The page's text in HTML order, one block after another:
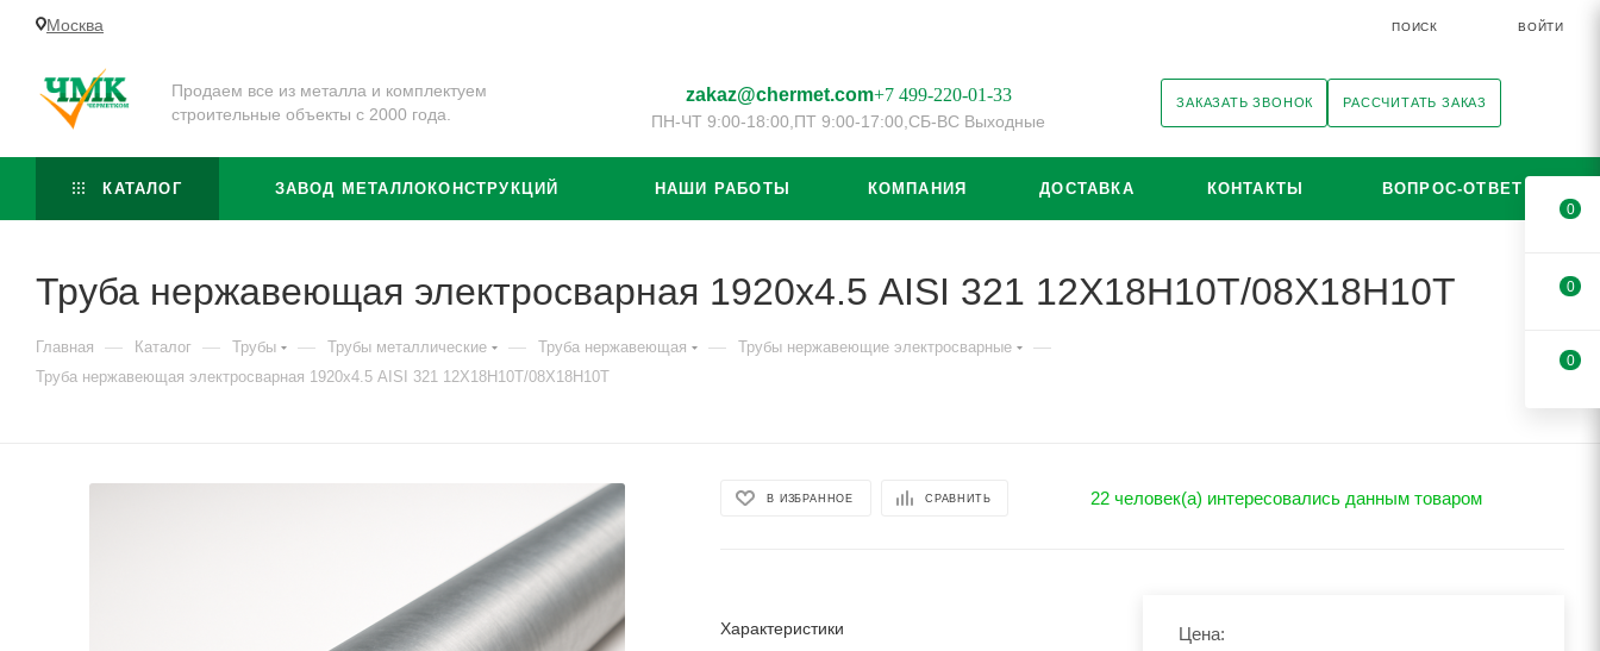
Москва ПОИСК ВОЙТИ
Продаем все из металла и комплектуем
строительные объекты с 2000 года.
zakaz@chermet.com+7 499-220-01-33
ПН-ЧТ 9:00-18:00, ПТ 9:00-17:00, СБ-ВС Выходные
ЗАКАЗАТЬ ЗВОНОК РАССЧИТАТЬ ЗАКАЗ
КАТАЛОГ ЗАВОД МЕТАЛЛОКОНСТРУКЦИЙ НАШИ РАБОТЫ КОМПАНИЯ ДОСТАВКА КОНТАКТЫ ВОПРОС-ОТВЕТ
Труба нержавеющая электросварная 1920х4.5 AISI 321 12Х18Н10Т/08Х18Н10Т
Главная — Каталог — Трубы — Трубы металлические — Труба нержавеющая — Трубы нержавеющие электросварные —
Труба нержавеющая электросварная 1920х4.5 AISI 321 12Х18Н10Т/08Х18Н10Т
В ИЗБРАННОЕ СРАВНИТЬ 22 человек(а) интересовались данным товаром
Характеристики Цена:
0
0
0